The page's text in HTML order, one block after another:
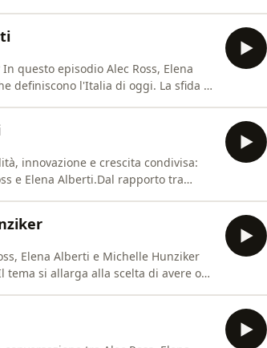
questo episodio Alec Ross, Elena
l'Italia di oggi. La sfida è
innovazione e crescita condivisa:
e Elena Alberti.Dal rapporto tra
Elena Alberti e Michelle Hunziker
tema si allarga alla scelta di avere o